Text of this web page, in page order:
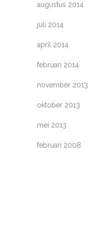
augustus 2014
juli 2014
april 2014
februari 2014
november 2013
oktober 2013
mei 2013
februari 2008